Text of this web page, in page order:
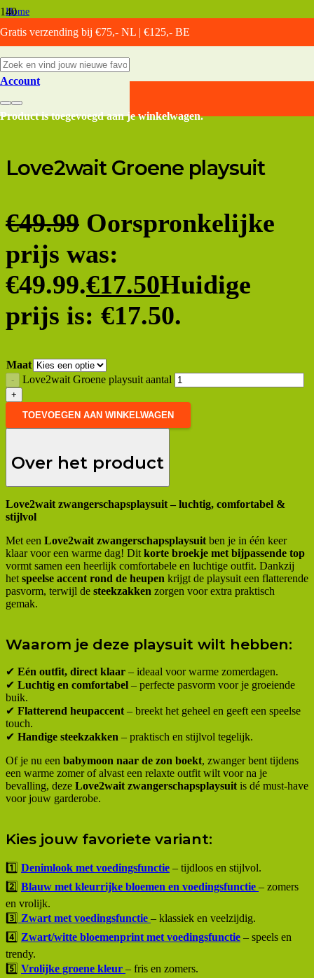
Gratis verzending bij €75,- NL | €125,- BE
Account
Productis toegevoegd aan je winkelwagen.
Home
Zwangerschapskleding
/
Broeken
/
Korte broeken
Love2wait Groene playsuit
Love2wait Groene playsuit
€49.99 Oorspronkelijke
prijs was:
€49.99.€17.50Huidige
prijs is: €17.50.
Maat
Love2wait Groene playsuit aantal
TOEVOEGEN AAN WINKELWAGEN
Over het product
Love2wait zwangerschapsplaysuit – luchtig, comfortabel &
stijlvol
Met een Love2wait zwangerschapsplaysuitben je in één keer
klaar voor een warme dag! Ditkorte broekje met bijpassende top
vormt samen een heerlijk comfortabele en luchtige outfit. Dankzij
hetspeelse accent rond de heupen krijgt de playsuit een flatterende
pasvorm, terwijl de steekzakken zorgen voor extra praktisch
gemak.
Waarom je deze playsuit wilt hebben:
✔ Eén outfit, direct klaar – ideaal voor warme zomerdagen.
✔ Luchtig en comfortabel – perfecte pasvorm voor je groeiende
buik.
✔ Flatterend heupaccent – breekt het geheel en geeft een speelse
touch.
✔ Handige steekzakken – praktisch en stijlvol tegelijk.
Of je nu een babymoon naar de zon boekt, zwanger bent tijdens
een warme zomer of alvast een relaxte outfit wilt voor na je
bevalling, deze Love2wait zwangerschapsplaysuit is dé must-have
voor jouw garderobe.
Kies jouw favoriete variant:
1️⃣ Denimlook met voedingsfunctie – tijdloos en stijlvol.
2️⃣ Blauw met kleurrijke bloemen en voedingsfunctie – zomers
en vrolijk.
3️⃣ Zwart met voedingsfunctie – klassiek en veelzijdig.
4️⃣ Zwart/witte bloemenprint met voedingsfunctie – speels en
trendy.
5️⃣ Vrolijke groene kleur – fris en zomers.